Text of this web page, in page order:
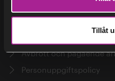
Tillåt
Hjälp
Avbrott och pågående
Personuppgiftspolicy